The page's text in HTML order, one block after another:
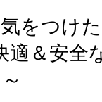
をつけ
適＆安全